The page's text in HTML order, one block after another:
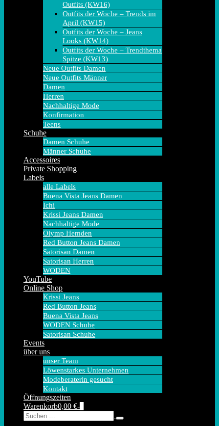
Outfits (KW16)
Outfits der Woche – Trends im
April (KW15)
Outfits der Woche – Jeans
Looks (KW14)
Outfits der Woche – Trendthema
Spitze (KW13)
Neue Outfits Damen
Neue Outfits Männer
Damen
Herren
Nachhaltige Mode
Konfirmation
Teens
Schuhe
Damen Schuhe
Männer Schuhe
Accessoires
Private Shopping
Labels
alle Labels
Buena Vista Jeans Damen
Ichi
Krissi Jeans Damen
Nachhaltige Mode
Olymp Hemden
Red Button Jeans Damen
Satorisan Damen
Satorisan Herren
WODEN
YouTube
Online Shop
Krissi Jeans
Red Button Jeans
Buena Vista Jeans
WODEN Schuhe
Satorisan Schuhe
Events
über uns
unser Team
Löwenstarkes Unternehmen
Modeberaterin gesucht
Kontakt
Öffnungszeiten
Warenkorb
Warenkorb0,00 €-
Warenkorb
Suche-
Schalter
Suche
nach: